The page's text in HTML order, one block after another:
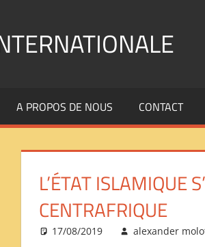
A PROPOS DE NOUS CONTACT
L’ÉTAT ISLAMIQUE
CENTRAFRIQUE
17/08/2019 alexander